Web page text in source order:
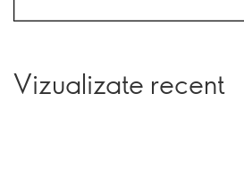
Vizualizate recent